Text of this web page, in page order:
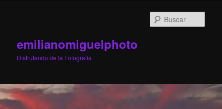
emilianomiguelphoto
Disfrutando de la Fotografía